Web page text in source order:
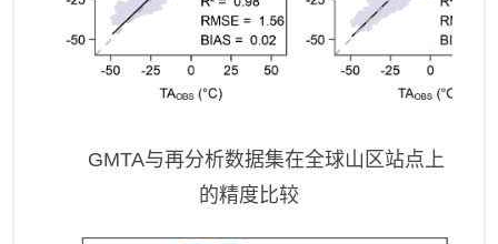
GMTA与再分析数据集在全球山区站点上
的精度比较